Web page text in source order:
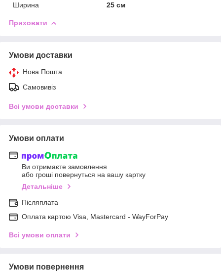
Ширина
25 см
Приховати
Умови доставки
Нова Пошта
Самовивіз
Всі умови доставки
Умови оплати
Ви отримаєте замовлення
або гроші повернуться на вашу картку
Детальніше
Післяплата
Оплата картою Visa, Mastercard - WayForPay
Всі умови оплати
Умови повернення